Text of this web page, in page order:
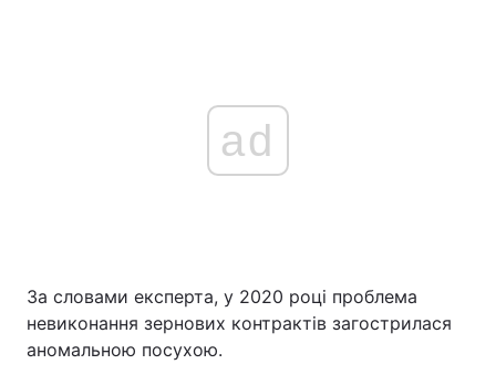
ad
За словами експерта, у 2020 році проблема
невиконання зернових контрактів загострилася
аномальною посухою.